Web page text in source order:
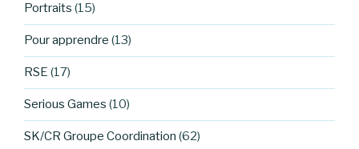
Portraits (15)
Pour apprendre (13)
RSE (17)
Serious Games (10)
SK/CR Groupe Coordination (62)